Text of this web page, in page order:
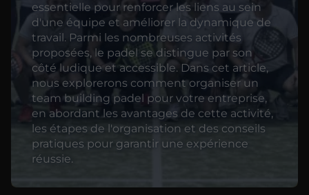
essentielle pour renforcer les liens au sein
d'une équipe et améliorer la dynamique de
travail. Parmi les nombreuses activités
proposées, le padel se distingue par son
côté ludique et accessible. Dans cet article,
nous explorerons comment organiser un
team building padel pour votre entreprise,
en abordant les avantages de cette activité,
les étapes de l'organisation et des conseils
pratiques pour garantir une expérience
réussie.